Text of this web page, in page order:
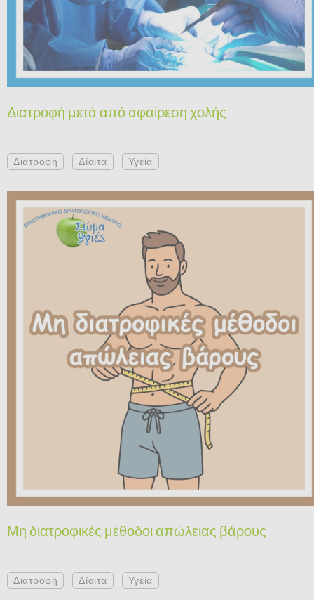
Διατροφή μετά από αφαίρεση χολής
Διατροφή Δίαιτα Υγεία
Μη διατροφικές μέθοδοι απώλειας βάρους
Διατροφή Δίαιτα Υγεία